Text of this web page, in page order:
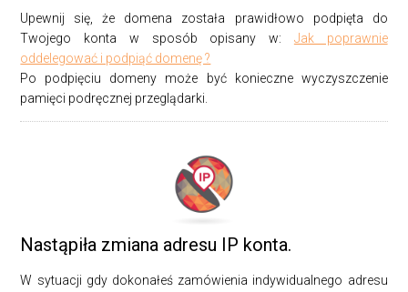
Upewnij się, że domena została prawidłowo podpięta do
Twojego konta w sposób opisany w: Jak poprawnie
oddelegować i podpiąć domenę ?
Po podpięciu domeny może być konieczne wyczyszczenie
pamięci podręcznej przeglądarki.
Nastąpiła zmiana adresu IP konta.
W sytuacji gdy dokonałeś zamówienia indywidualnego adresu